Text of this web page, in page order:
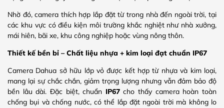
Nhờ đó, camera thích hợp lắp đặt từ trong nhà đến ngoài trời, tại
các khu vực có điều kiện môi trường khắc nghiệt như nhà xưởng,
mái hiên, bãi xe, khu công nghiệp hoặc vùng nông thôn.
Thiết kế bền bỉ – Chất liệu nhựa + kim loại đạt chuẩn IP67
Camera Dahua sở hữu lớp vỏ được kết hợp từ nhựa và kim loại,
mang lại sự chắc chắn, giảm trọng lượng nhưng vẫn đảm bảo độ
bền lâu dài. Đặc biệt, chuẩn IP67cho thấy camera hoàn toàn
chống bụi và chống nước, có thể lắp đặt ngoài trời mà không lo